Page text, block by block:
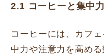
2.1 コーヒーと集中
コーヒーには、カフ
中力や注意力を高め